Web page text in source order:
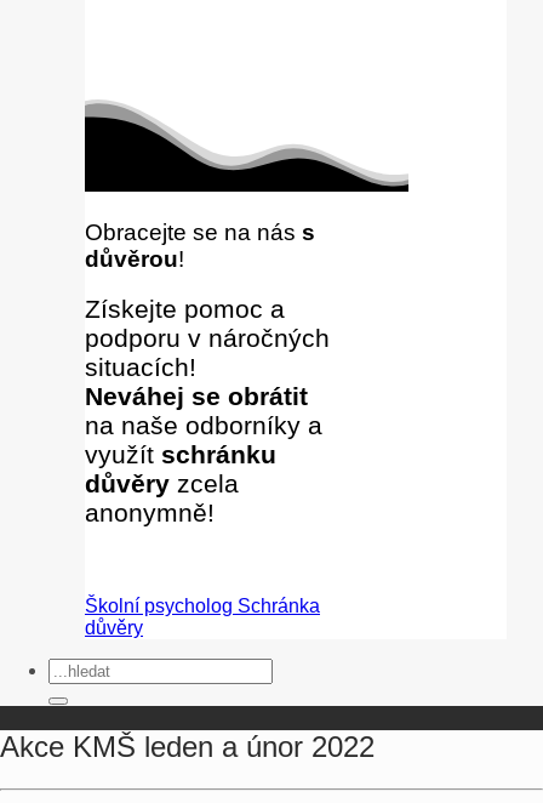
Obracejte se na nás s
důvěrou!
Získejte pomoc a
podporu v náročných
situacích!
Neváhej se obrátit
na naše odborníky a
využít schránku
důvěry zcela
anonymně!
Školní psycholog Schránka
důvěry
Akce KMŠ leden a únor 2022